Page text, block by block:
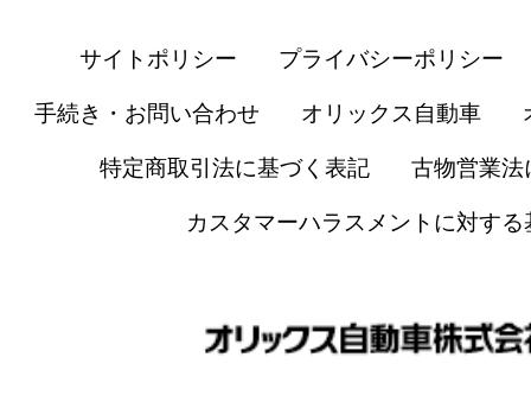
サイトポリシー プライバシーポリシー
手続き・お問い合わせ オリックス自動車
特定商取引法に基づく表記 古物営業法
カスタマーハラスメントに対する